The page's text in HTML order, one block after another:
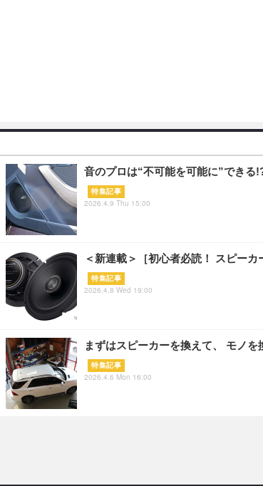
音のプロは“不可能を可能に”できる
特集記事
2026.4.9 Thu 15:00
＜新連載＞［初心者必読！ スピー
特集記事
2026.4.8 Wed 19:00
まずはスピーカーを換えて、 モノ
特集記事
2026.4.6 Mon 16:00